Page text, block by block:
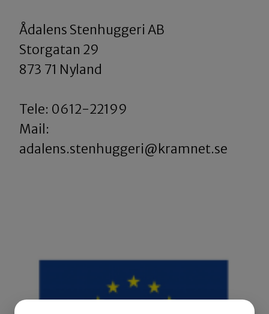
Ådalens Stenhuggeri AB
​​​​​​​Storgatan 29
873 71 Nyland
Tele: 0612-22199
​​​​​​​Mail:
adalens.stenhuggeri@kramnet.se